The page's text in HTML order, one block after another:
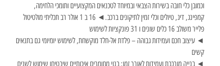
וכמובן כלי חובה בשירות הצבאי ובמיוחד לטכנאים המקצועיים ותומכי הלחימה,
קמפינג, דיג, טיולים וכלי זמין לתיקונים ברכב.◄ 16 ב 1 אולר רב תכליתי מולטיטול
פלייר משולב 16 כלים שונים ו 31 פונקציות לשימוש
◄ עיצוב חכם ועמידות גבוהה – פלדת אל-חלד מוקשחת, לשימוש יומיומי גם בתנאים
קשים
◄ בנייה מורכבת ועמידות לאורך זמן: בנוי מחומרים איכותיים שיבטיחו שימוש לשנים